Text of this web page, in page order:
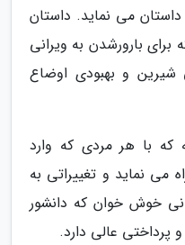
می نماید. داستان
برای بارورشدن به ویرانی
شیرین و بهبودی اوضاع
با هر مردی که وارد
می نماید و تغییراتی به
خوش خوان که دانشور
پرداختی عالی دارد.